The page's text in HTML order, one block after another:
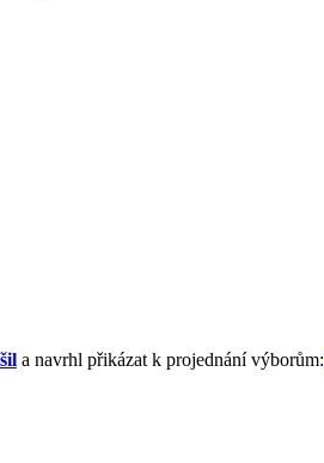
a navrhl přikázat k projednání výborům: